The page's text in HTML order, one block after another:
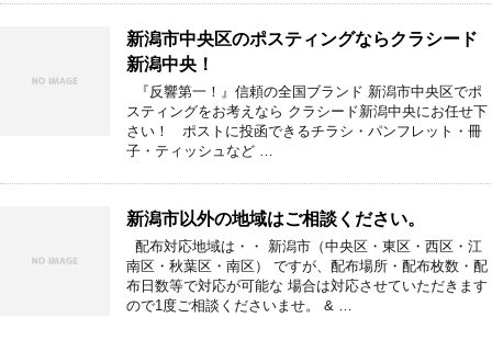
新潟市中央区のポスティングならクラシード
新潟中央！
『反響第一！』信頼の全国ブランド 新潟市中央区でポ
スティングをお考えなら クラシード新潟中央にお任せ下
さい！ ポストに投函できるチラシ・パンフレット・冊
子・ティッシュなど …
新潟市以外の地域はご相談ください。
配布対応地域は・・ 新潟市（中央区・東区・西区・江
南区・秋葉区・南区） ですが、配布場所・配布枚数・配
布日数等で対応が可能な 場合は対応させていただきます
ので1度ご相談くださいませ。 & …